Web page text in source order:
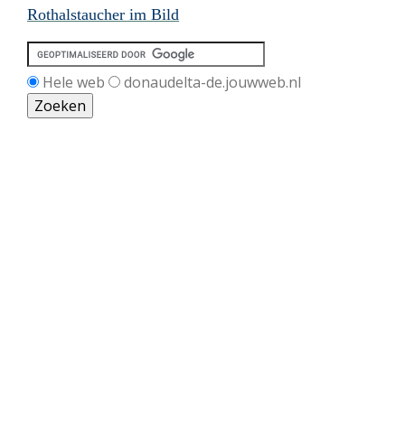
Rothalstaucher im Bild
Hele web donaudelta-de.jouwweb.nl